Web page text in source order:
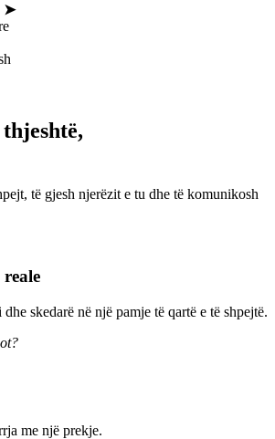
➤
të gjesh njerëzit e tu dhe të komunikosh
reale
skedarë në një pamje të qartë e të shpejtë.
me një prekje.